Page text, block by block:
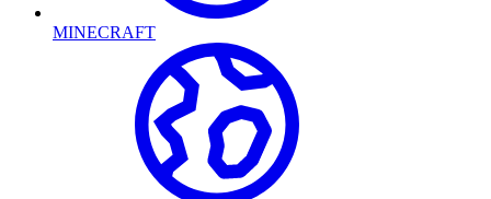
MINECRAFT